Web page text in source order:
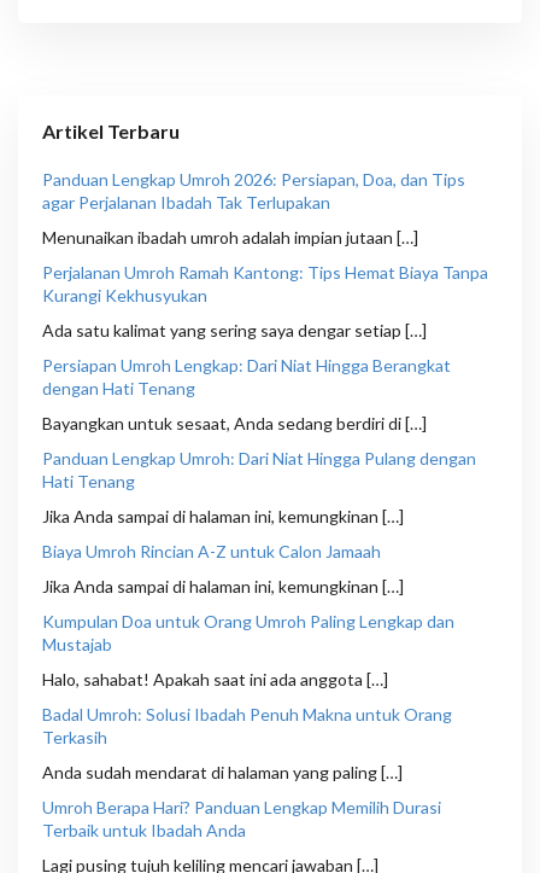
Artikel Terbaru
Panduan Lengkap Umroh 2026: Persiapan, Doa, dan Tips
agar Perjalanan Ibadah Tak Terlupakan
Menunaikan ibadah umroh adalah impian jutaan […]
Perjalanan Umroh Ramah Kantong: Tips Hemat Biaya Tanpa
Kurangi Kekhusyukan
Ada satu kalimat yang sering saya dengar setiap […]
Persiapan Umroh Lengkap: Dari Niat Hingga Berangkat
dengan Hati Tenang
Bayangkan untuk sesaat, Anda sedang berdiri di […]
Panduan Lengkap Umroh: Dari Niat Hingga Pulang dengan
Hati Tenang
Jika Anda sampai di halaman ini, kemungkinan […]
Biaya Umroh Rincian A-Z untuk Calon Jamaah
Jika Anda sampai di halaman ini, kemungkinan […]
Kumpulan Doa untuk Orang Umroh Paling Lengkap dan
Mustajab
Halo, sahabat! Apakah saat ini ada anggota […]
Badal Umroh: Solusi Ibadah Penuh Makna untuk Orang
Terkasih
Anda sudah mendarat di halaman yang paling […]
Umroh Berapa Hari? Panduan Lengkap Memilih Durasi
Terbaik untuk Ibadah Anda
Lagi pusing tujuh keliling mencari jawaban […]